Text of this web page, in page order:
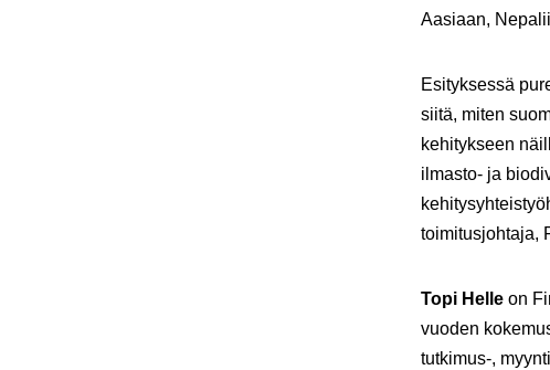
Aasiaan,
Esityksessä
siitä, miten
kehitykseen
ilmasto- ja
toimitusjohtaja,
Topi Helle on
vuoden
tutkimus-,